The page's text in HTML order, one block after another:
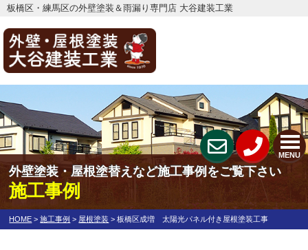
板橋区・練馬区の外壁塗装＆雨漏り専門店 大谷建装工業
MENU
外壁塗装・屋根塗替えなど施工事例をご覧下さい
施工事例
HOME >施工事例 > 屋根塗装 >板橋区成増 太陽光パネル付き屋根塗装工事